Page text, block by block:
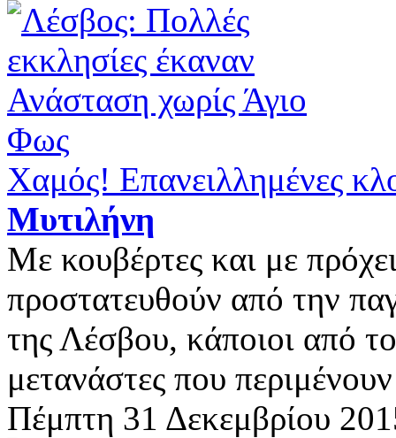
Χαμός! Επανειλλημένες
Μυτιλήνη
Με κουβέρτες και με
προστατευθούν από την
της Λέσβου, κάποιοι από
μετανάστες που
Πέμπτη 31 Δεκεμβρίου